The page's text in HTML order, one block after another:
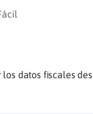
datos fiscales